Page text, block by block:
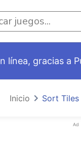
línea, gracias a
Inicio Sort Tiles
Ad